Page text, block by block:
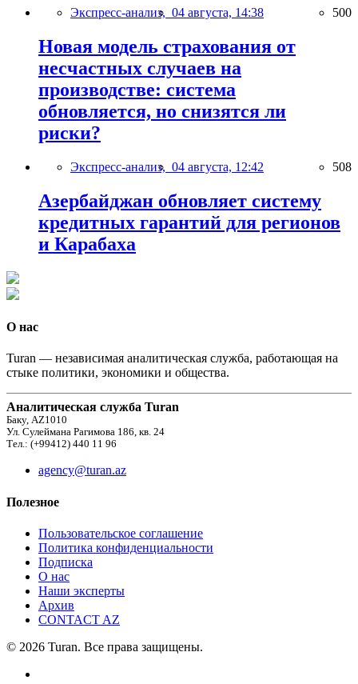
Экспресс-анализ, 04 августа, 14:38 500
Новая модель страхования от
несчастных случаев на
производстве: система
обновляется, но снизятся ли
риски?
Экспресс-анализ, 04 августа, 12:42 508
Азербайджан обновляет систему
кредитных гарантий для регионов
и Карабаха
О нас
Turan — независимая аналитическая служба, работающая на
стыке политики, экономики и общества.
Аналитическая служба Turan
Баку, AZ1010
Ул. Сулеймана Рагимова 186, кв. 24
Тел.: (+99412) 440 11 96
agency@turan.az
Полезное
Пользовательское соглашение
Политика конфиденциальности
Подписка
О нас
Наши эксперты
Архив
CONTACT AZ
© 2026 Turan. Все права защищены.